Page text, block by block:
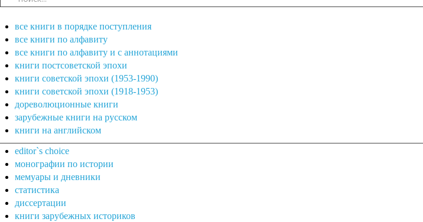
все книги в порядке поступления
все книги по алфавиту
все книги по алфавиту и с аннотациями
книги постсоветской эпохи
книги советской эпохи (1953-1990)
книги советской эпохи (1918-1953)
дореволюционные книги
зарубежные книги на русском
книги на английском
editor`s choice
монографии по истории
мемуары и дневники
статистика
диссертации
книги зарубежных историков